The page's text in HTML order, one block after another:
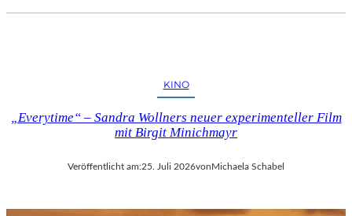
KINO
„Everytime“ – Sandra Wollners neuer experimenteller Film
mit Birgit Minichmayr
Veröffentlicht am:25. Juli 2026vonMichaela Schabel